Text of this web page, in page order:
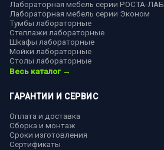
Лабораторная мебель серии РОСТА-ЛАБ
Лабораторная мебель серии Эконом
Тумбы лабораторные
Стеллажи лабораторные
Шкафы лабораторные
Мойки лабораторные
Столы лабораторные
Весь каталог →
ГАРАНТИИ И СЕРВИС
Оплата и доставка
Сборка и монтаж
Сроки изготовления
Сертификаты